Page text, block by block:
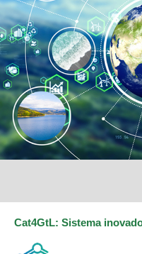
Cat4GtL: Sistema